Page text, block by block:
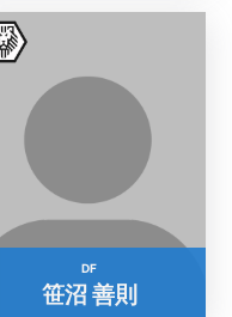
DF
笹沼 善則